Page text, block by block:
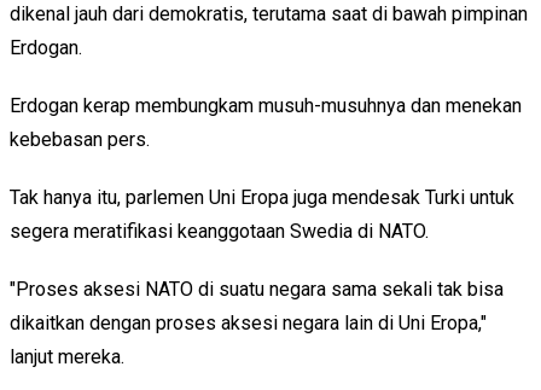
dikenal jauh dari demokratis, terutama saat di bawah pimpinan
Erdogan.
Erdogan kerap membungkam musuh-musuhnya dan menekan
kebebasan pers.
Tak hanya itu, parlemen Uni Eropa juga mendesak Turki untuk
segera meratifikasi keanggotaan Swedia di NATO.
"Proses aksesi NATO di suatu negara sama sekali tak bisa
dikaitkan dengan proses aksesi negara lain di Uni Eropa,"
lanjut mereka.